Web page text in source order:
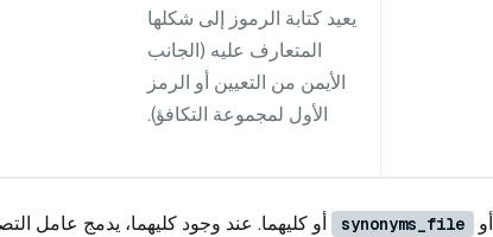
يعيد كتابة الرموز إلى شكلها
المتعارف عليه (الجانب
الأيمن من التعيين أو الرمز
الأول لمجموعة التكافؤ).
أو synonyms_file
أو كليهما. عند وجود كليهما، يدمج عامل